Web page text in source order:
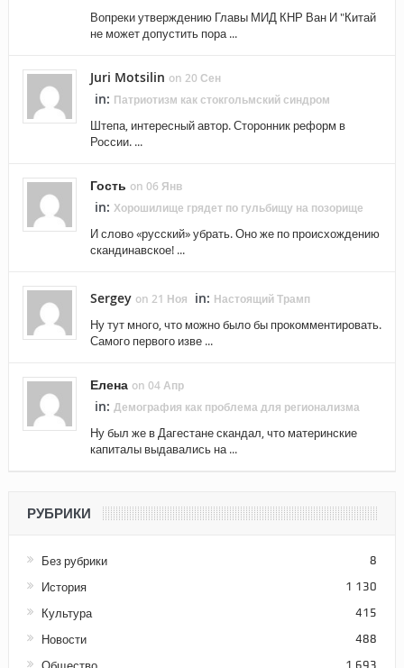
Вопреки утверждению Главы МИД КНР Ван И "Китай
не может допустить пора ...
Juri Motsilin on 20 Сен
in: Патриотизм как стокгольмский синдром
Штепа, интересный автор. Сторонник реформ в
России. ...
Гость on 06 Янв
in: Хорошилище грядет по гульбищу на позорище
И слово «русский» убрать. Оно же по происхождению
скандинавское! ...
Sergey on 21 Ноя in: Настоящий Трамп
Ну тут много, что можно было бы прокомментировать.
Самого первого изве ...
Елена on 04 Апр
in: Демография как проблема для регионализма
Ну был же в Дагестане скандал, что материнские
капиталы выдавались на ...
РУБРИКИ
Без рубрики 8
История 1 130
Культура 415
Новости 488
1 693